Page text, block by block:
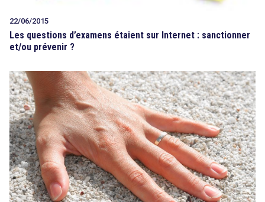
22/06/2015
Les questions d’examens étaient sur Internet : sanctionner
et/ou prévenir ?